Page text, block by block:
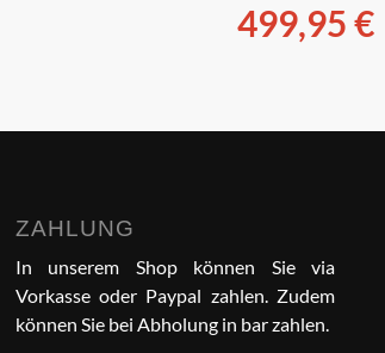
499,95€
ZAHLUNG
In unserem Shop können Sie via
Vorkasse oder Paypal zahlen. Zudem
können Sie bei Abholung in bar zahlen.